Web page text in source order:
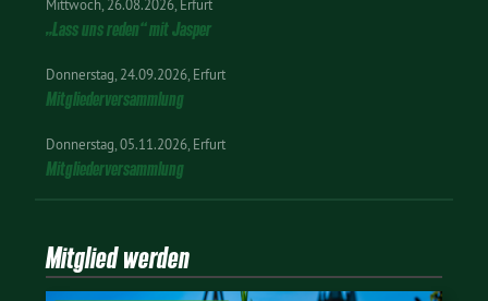
Mittwoch 26.08.2026 Erfurt
„Lass uns reden“ mit Jasper
Donnerstag 24.09.2026 Erfurt
Mitgliederversammlung
Donnerstag 05.11.2026 Erfurt
Mitgliederversammlung
Mitglied werden